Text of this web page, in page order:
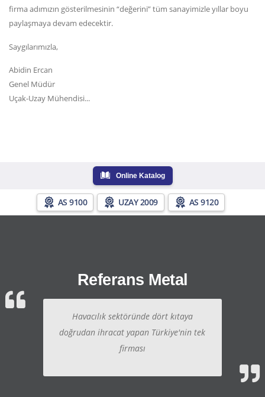
firma adımızın gösterilmesinin “değerini” tüm sanayimizle yıllar boyu
paylaşmaya devam edecektir.
Saygılarımızla,
Abidin Ercan
Genel Müdür
Uçak-Uzay Mühendisi...
Online Katalog
AS 9100 UZAY 2009 AS 9120
Referans Metal
Havacılık sektöründe dört kıtaya
doğrudan ihracat yapan Türkiye'nin tek
firması